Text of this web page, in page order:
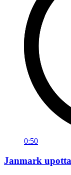
0:50
Janmark